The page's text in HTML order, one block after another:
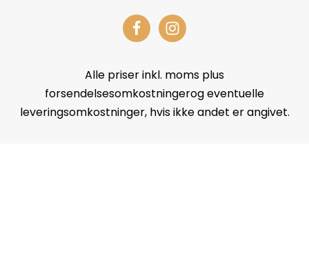
Alle priser inkl. moms plus
forsendelsesomkostningerog eventuelle
leveringsomkostninger, hvis ikke andet er angivet.